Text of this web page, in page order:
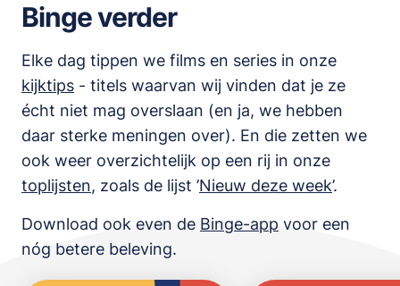
Binge verder
Elke dag tippen we films en series in onze
kijktips - titels waarvan wij vinden dat je ze
écht niet mag overslaan (en ja, we hebben
daar sterke meningen over). En die zetten we
ook weer overzichtelijk op een rij in onze
toplijsten, zoals de lijst ’Nieuw deze week’.
Download ook even de Binge-app voor een
nóg betere beleving.